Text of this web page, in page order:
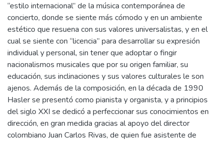
“estilo internacional” de la música contemporánea de
concierto, donde se siente más cómodo y en un ambiente
estético que resuena con sus valores universalistas, y en el
cual se siente con “licencia” para desarrollar su expresión
individual y personal, sin tener que adoptar o fingir
nacionalismos musicales que por su origen familiar, su
educación, sus inclinaciones y sus valores culturales le son
ajenos. Además de la composición, en la década de 1990
Hasler se presentó como pianista y organista, y a principios
del siglo XXI se dedicó a perfeccionar sus conocimientos en
dirección, en gran medida gracias al apoyo del director
colombiano Juan Carlos Rivas, de quien fue asistente de